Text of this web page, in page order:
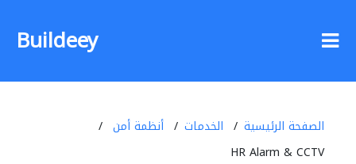
Buildeey
الصفحة الرئيسية الخدمات
أنظمة أمن
HR Alarm & CCTV